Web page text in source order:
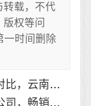
转载，不代
权等问
一时间删除
有限公司脱颖而出
基础工程上门服务